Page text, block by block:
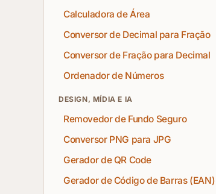
Calculadora de Área
Conversor de Decimal para Fração
Conversor de Fração para Decimal
Ordenador de Números
DESIGN, MÍDIA E IA
Removedor de Fundo Seguro
Conversor PNG para JPG
Gerador de QR Code
Gerador de Código de Barras (EAN)